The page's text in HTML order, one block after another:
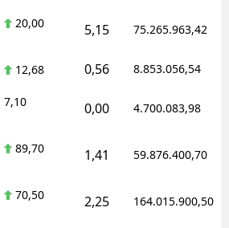
20,00 5,15 75.265.963,42
12,68 0,56 8.853.056,54
7,10 0,00 4.700.083,98
89,70 1,41 59.876.400,70
70,50 2,25 164.015.900,50